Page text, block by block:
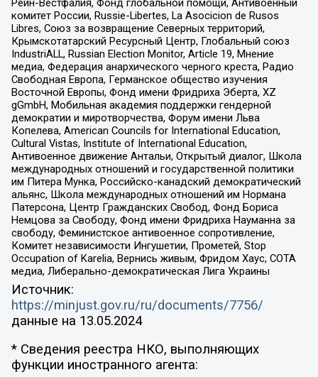
Рейн-Вестфалия, Фонд глобальной помощи, Антивоенный
комитет России, Russie-Libertes, La Asocicion de Rusos
Libres, Союз за возвращение Северных территорий,
Крымскотатарский Ресурсный Центр, Глобальный союз
IndustriALL, Russian Election Monitor, Article 19, Мнение
медиа, Федерация анархического черного креста, Радио
Свободная Европа, Германское общество изучения
Восточной Европы, Фонд имени Фридриха Эберта, XZ
gGmbH, Мобильная академия поддержки гендерной
демократии и миротворчества, Форум имени Льва
Копелева, American Councils for International Education,
Cultural Vistas, Institute of International Education,
Антивоенное движение Антальи, Открытый диалог, Школа
международных отношений и государственной политики
им Питера Мунка, Российско-канадский демократический
альянс, Школа международных отношений им Нормана
Патерсона, Центр Гражданских Свобод, Фонд Бориса
Немцова за Свободу, Фонд имени Фридриха Науманна за
свободу, Феминистское антивоенное сопротивление,
Комитет независимости Ингушетии, Прометей, Stop
Occupation of Karelia, Вернись живым, Фридом Хаус, СОТА
медиа, Либерально-демократическая Лига Украины
Источник:
https://minjust.gov.ru/ru/documents/7756/
данные на 13.05.2024
* Сведения реестра НКО, выполняющих
функции иностранного агента: